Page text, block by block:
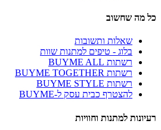
כל מה שחשוב
שאלות ותשובות
בלוג - טיפים למתנות שוות
רשתות BUYME ALL
רשתות BUYME TOGETHER
רשתות BUYME STYLE
להצטרף כבית עסק ל-BUYME
רעיונות למתנות וחוויות